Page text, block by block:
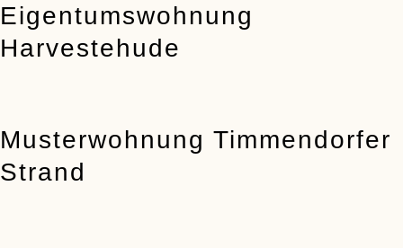
Eigentumswohnung
Harvestehude
Musterwohnung Timmendorfer
Strand